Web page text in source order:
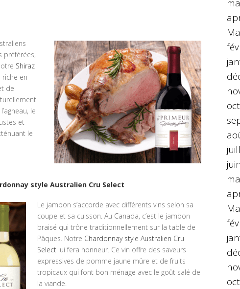
préférées,
Shiraz
riche en
de
le
et
le
style Australien Cru Select
Le jambon s’accorde avec différents vins selon sa
coupe et sa cuisson. Au Canada, c’est le jambon
braisé qui trône traditionnellement sur la table de
Pâques. Notre Chardonnay style Australien Cru
Select lui fera honneur. Ce vin offre des saveurs
expressives de pomme jaune mûre et de fruits
tropicaux qui font bon ménage avec le goût salé de
la viande.